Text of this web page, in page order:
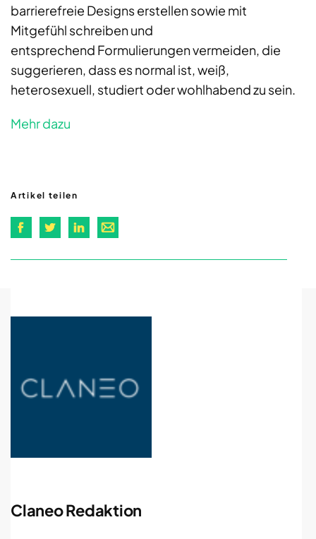
barrierefreie Designs erstellen sowie mit
Mitgefühl schreiben und
entsprechend Formulierungen vermeiden, die
suggerieren, dass es normal ist, weiß,
heterosexuell, studiert oder wohlhabend zu sein.
Mehr dazu
Artikel teilen
Claneo Redaktion